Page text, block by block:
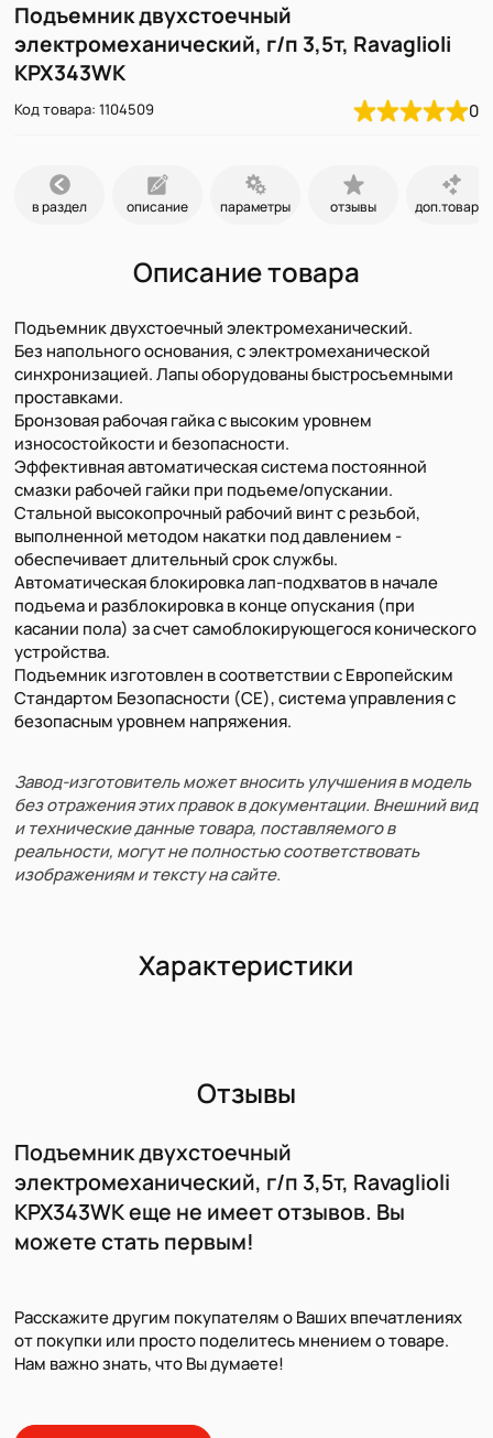
Подъемник двухстоечный
электромеханический, г/п 3,5т, Ravaglioli
KPX343WK
Код товара: 1104509 0
в раздел описание параметры отзывы доп.товары
Описание товара
Подъемник двухстоечный электромеханический.
Без напольного основания, с электромеханической
синхронизацией. Лапы оборудованы быстросъемными
проставками.
Бронзовая рабочая гайка с высоким уровнем
износостойкости и безопасности.
Эффективная автоматическая система постоянной
смазки рабочей гайки при подъеме/опускании.
Стальной высокопрочный рабочий винт с резьбой,
выполненной методом накатки под давлением -
обеспечивает длительный срок службы.
Автоматическая блокировка лап-подхватов в начале
подъема и разблокировка в конце опускания (при
касании пола) за счет самоблокирующегося конического
устройства.
Подъемник изготовлен в соответствии с Европейским
Стандартом Безопасности (CE), система управления с
безопасным уровнем напряжения.
Завод-изготовитель может вносить улучшения в модель
без отражения этих правок в документации. Внешний вид
и технические данные товара, поставляемого в
реальности, могут не полностью соответствовать
изображениям и тексту на сайте.
Характеристики
Отзывы
Подъемник двухстоечный
электромеханический, г/п 3,5т, Ravaglioli
KPX343WK еще не имеет отзывов. Вы
можете стать первым!
Расскажите другим покупателям о Ваших впечатлениях
от покупки или просто поделитесь мнением о товаре.
Нам важно знать, что Вы думаете!